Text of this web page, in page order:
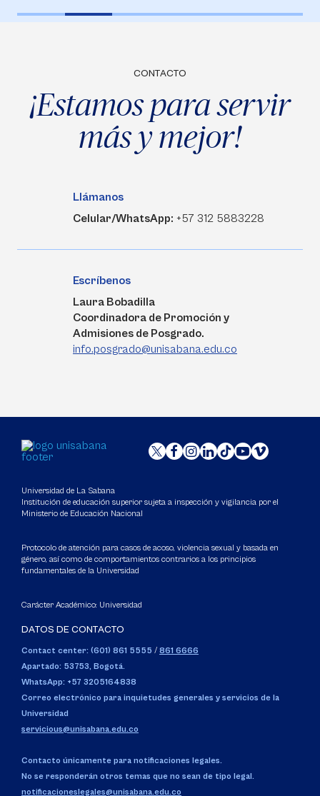
CONTACTO
¡Estamos para servir
más y mejor!
Llámanos
Celular/WhatsApp: +57 312 5883228
Escríbenos
Laura Bobadilla
Coordinadora de Promoción y
Admisiones de Posgrado.
info.posgrado@unisabana.edu.co
Universidad de La Sabana
Institución de educación superior sujeta a inspección y vigilancia por el
Ministerio de Educación Nacional
Protocolo de atención para casos de acoso, violencia sexual y basada en
género, así como de comportamientos contrarios a los principios
fundamentales de la Universidad
Carácter Académico: Universidad
DATOS DE CONTACTO
Contact center: (601) 861 5555 / 861 6666
Apartado: 53753, Bogotá.
WhatsApp: +57 3205164838
Correo electrónico para inquietudes generales y servicios de la
Universidad
servicious@unisabana.edu.co
Contacto únicamente para notificaciones legales.
No se responderán otros temas que no sean de tipo legal.
notificacioneslegales@unisabana.edu.co